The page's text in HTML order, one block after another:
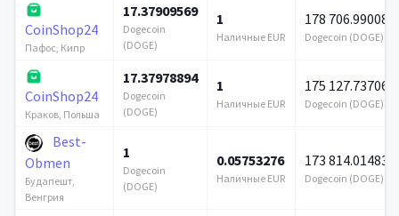
CoinShop24
Пафос, Кипр
17.37909569
Dogecoin
(DOGE)
1
Наличные EUR
178 706.990088
Dogecoin (DOGE)
CoinShop24
Краков, Польша
17.37978894
Dogecoin
(DOGE)
1
Наличные EUR
175 127.737067
Dogecoin (DOGE)
Best-
Obmen
Будапешт,
Венгрия
1
Dogecoin
(DOGE)
0.05753276
Наличные EUR
173 814.014832
Dogecoin (DOGE)